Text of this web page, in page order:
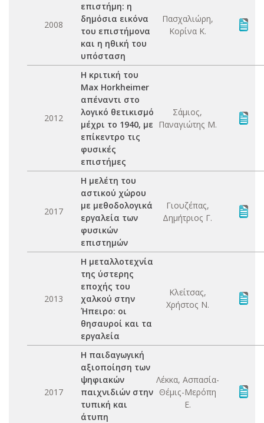
2008
επιστήμη: η
δημόσια εικόνα
του επιστήμονα
και η ηθική του
υπόσταση
Πασχαλιώρη,
Κορίνα Κ.
2012
Η κριτική του
Max Horkheimer
απέναντι στο
λογικό θετικισμό
μέχρι το 1940, με
επίκεντρο τις
φυσικές
επιστήμες
Σάμιος,
Παναγιώτης Μ.
2017
Η μελέτη του
αστικού χώρου
με μεθοδολογικά
εργαλεία των
φυσικών
επιστημών
Γιουζέπας,
Δημήτριος Γ.
2013
Η μεταλλοτεχνία
της ύστερης
εποχής του
χαλκού στην
Ήπειρο: οι
θησαυροί και τα
εργαλεία
Κλείτσας,
Χρήστος Ν.
2017
Η παιδαγωγική
αξιοποίηση των
ψηφιακών
παιχνιδιών στην
τυπική και
άτυπη
Λέκκα, Ασπασία-
Θέμις-Μερόπη
Ε.